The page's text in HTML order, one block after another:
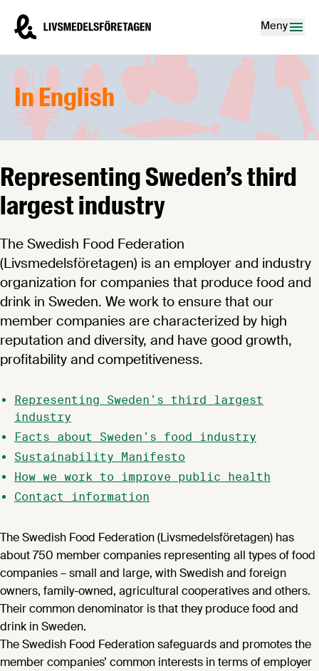
Livsmedelsföretagen – till startsidan
Meny
In English
Representing Sweden’s third
largest industry
The Swedish Food Federation
(Livsmedelsföretagen) is an employer and industry
organization for companies that produce food and
drink in Sweden. We work to ensure that our
member companies are characterized by high
reputation and diversity, and have good growth,
profitability and competitiveness.
Representing Sweden’s third largest
industry
Facts about Sweden’s food industry
Sustainability Manifesto
How we work to improve public health
Contact information
The Swedish Food Federation (Livsmedelsföretagen) has
about 750 member companies representing all types of food
companies – small and large, with Swedish and foreign
owners, family-owned, agricultural cooperatives and others.
Their common denominator is that they produce food and
drink in Sweden.
The Swedish Food Federation safeguards and promotes the
member companies’ common interests in terms of employer